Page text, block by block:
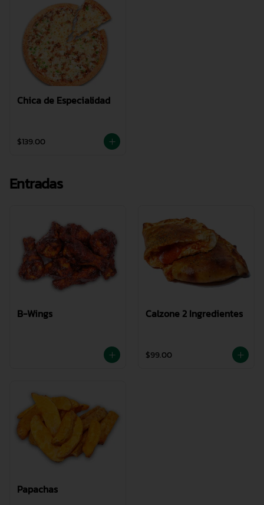
Chica de Especialidad
$139.00
Entradas
B-Wings Calzone 2 Ingredientes
$99.00
Papachas